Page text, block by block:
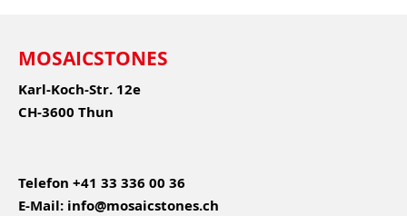
MOSAICSTONES
Karl-Koch-Str. 12e
CH-3600 Thun
Telefon +41 33 336 00 36
E-Mail: info@mosaicstones.ch